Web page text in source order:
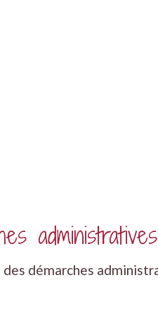
administratives
des démarches